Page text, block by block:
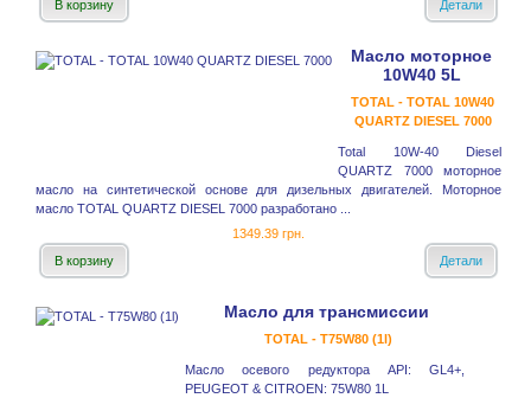
В корзину
Детали
Масло моторное
10W40 5L
TOTAL - TOTAL 10W40
QUARTZ DIESEL 7000
Total 10W-40 Diesel
QUARTZ 7000 моторное
масло на синтетической основе для дизельных двигателей. Моторное
масло TOTAL QUARTZ DIESEL 7000 разработано ...
1349.39 грн.
В корзину
Детали
Масло для трансмиссии
TOTAL - T75W80 (1l)
Масло осевого редуктора API: GL4+,
PEUGEOT & CITROEN: 75W80 1L